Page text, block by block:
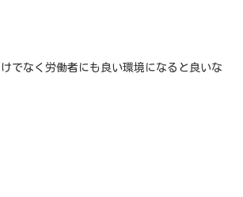
でなく労働者にも良い環境になると良いな